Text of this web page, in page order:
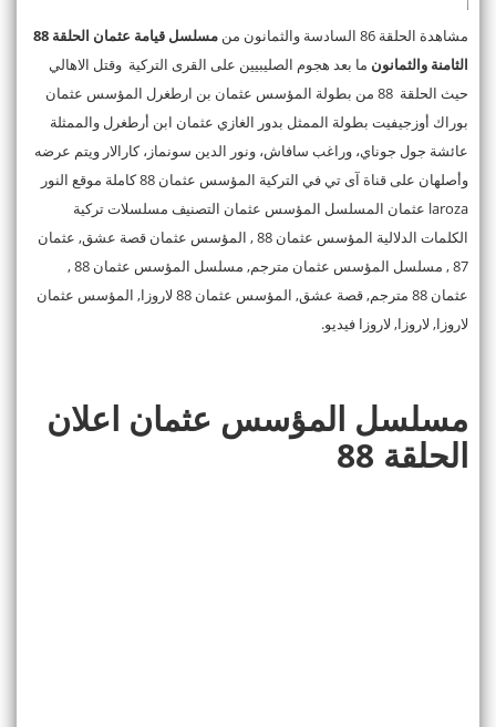
مشاهدة الحلقة 86 السادسة والثمانون من
مسلسل قيامة عثمان الحلقة 88
الثامنة والثمانون ما بعد هجوم الصليبيين على القرى التركية وقتل الاهالي
حيث الحلقة 88 من بطولة المؤسس عثمان بن ارطغرل المؤسس عثمان
بوراك أوزجيفيت بطولة الممثل بدور الغازي عثمان ابن أرطغرل والممثلة
عائشة جول جوناي، وراغب سافاش، ونور الدين سونماز، كارالار ويتم عرضه
وأصلهان على قناة آى تي في التركية المؤسس عثمان 88 كاملة موقع النور
laroza عثمان المسلسل المؤسس عثمان التصنيف مسلسلات تركية
الكلمات الدلالية المؤسس عثمان 88 , المؤسس عثمان قصة عشق, عثمان
87 , مسلسل المؤسس عثمان مترجم, مسلسل المؤسس عثمان 88 ,
عثمان 88 مترجم, قصة عشق, المؤسس عثمان 88 لاروزا, المؤسس عثمان
لاروزا, لاروزا, لاروزا فيديو.
مسلسل المؤسس عثمان اعلان
الحلقة 88